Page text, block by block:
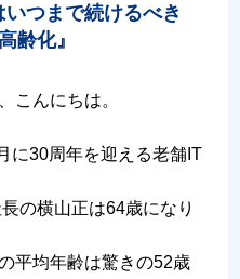
いつまで続けるべき
齢化』
こんにちは。
に30周年を迎える老舗IT
の横山正は64歳になり
平均年齢は驚きの52歳